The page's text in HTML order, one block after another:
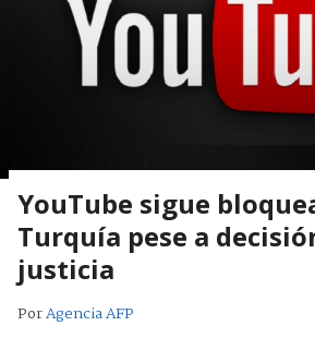
YouTube sigue
Turquía pese a
justicia
PorAgencia AFP